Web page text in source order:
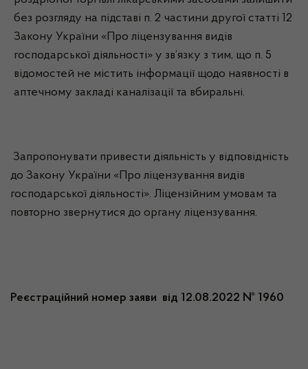
без розгляду на підставі п. 2 частини другої статті 12
Закону України «Про ліцензування видів
господарської діяльності» у зв’язку з тим, що п. 5
відомостей не містить інформації щодо наявності в
аптечному закладі каналізації та вбиральні.
Запропонувати привести діяльність у відповідність
до Закону України «Про ліцензування видів
господарської діяльності». Ліцензійним умовам та
повторно звернутися до органу ліцензування.
Реєстраційний номер заяви від 12.08.2022 № 1960